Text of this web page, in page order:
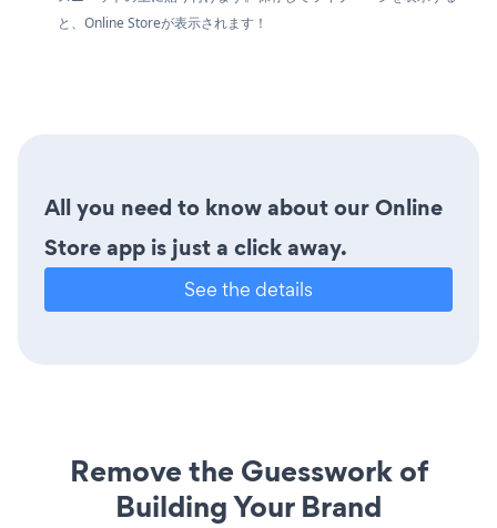
と、Online Storeが表示されます！
All you need to know about our Online
Store app is just a click away.
See the details
Remove the Guesswork of
Building Your Brand